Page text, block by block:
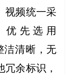
视频统一采
优先选用
洁清晰，无
余标识，